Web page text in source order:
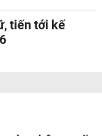
tiến tới kế